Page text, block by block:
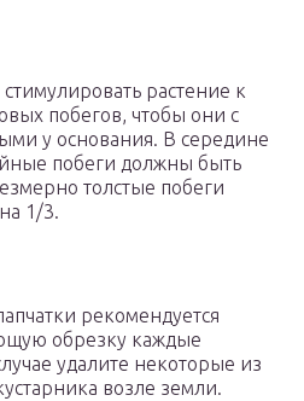
растение к
побегов, чтобы они с
у основания. В середине
побеги должны быть
толстые побеги
1/3.
рекомендуется
обрезку каждые
удалите некоторые из
возле земли.